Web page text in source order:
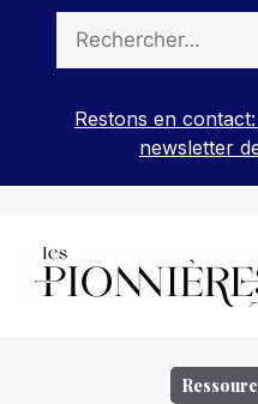
contenu
Restons en
newsletter